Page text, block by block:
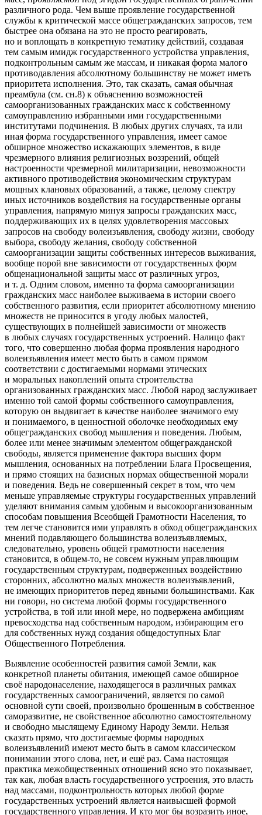
различного рода. Чем выше проявление государственной
службы к критической массе общегражданских запросов, тем
быстрее она обязана на это не просто реагировать,
но и воплощать в конкретную тематику действий, создавая
тем самым имидж государственного устройства управления,
подконтрольным самым же массам, и никакая форма малого
противодавления абсолютному большинству не может иметь
приоритета исполнения. Это, так сказать, самая обычная
преамбула (см. сн.8) к объяснению возможностей
самоорганизованных гражданских масс к собственному
самоуправлению избранными ими государственными
институтами подчинения. В любых других случаях, та или
иная форма государственного управления, имеет самое
обширное множество искажающих элементов, в виде
чрезмерного влияния религиозных воззрений, общей
настроенности чрезмерной милитаризации, невозможности
активного противодействия экономическим структурам
мощных клановых образований, а также, целому спектру
иных источников воздействия на государственные органы
управления, напрямую минуя запросы гражданских масс,
поддерживающих их в целях удовлетворения массовых
запросов на свободу волеизъявления, свободу жизни, свободу
выбора, свободу желания, свободу собственной
самоорганизации защиты собственных интересов выживания,
вообще порой вне зависимости от государственных форм
общенациональной защиты масс от различных угроз,
и т. д. Одним словом, именно та форма самоорганизации
гражданских масс наиболее выживаема в истории своего
собственного развития, если приоритет абсолютному мнению
множеств не приносится в угоду любых малостей,
существующих в полнейшей зависимости от множеств
в любых случаях государственных устроений. Налицо факт
того, что совершенно любая форма проявления народного
волеизъявления имеет место быть в самом прямом
соответствии с достигаемыми нормами этических
и моральных накоплений опыта строительства
организованных гражданских масс. Любой народ заслуживает
именно той самой формы собственного самоуправления,
которую он выдвигает в качестве наиболее значимого ему
и понимаемого, в ценностной оболочке необходимых ему
общегражданских свобод мышления и поведения. Любым,
более или менее значимым элементом общегражданской
свободы, является применение фактора высших форм
мышления, основанных на потреблении Блага Просвещения,
и прямо стоящих на базисных нормах общественной морали
и поведения. Ведь не совершенный секрет в том, что чем
меньше управляемые структуры государственных управлений
уделяют внимания самым удобным и высокоорганизованным
способам повышения Всеобщей Грамотности Населения, то
тем легче становится ими управлять в обход общегражданских
мнений подавляющего большинства волеизъявляемых,
следовательно, уровень общей грамотности населения
становится, в общем-то, не совсем нужным управляющим
государственным структурам, подверженных воздействию
сторонних, абсолютно малых множеств волеизъявлений,
не имеющих приоритетов перед явными большинствами. Как
ни говори, но система любой формы государственного
устройства, в той или иной мере, но подвержена амбициям
превосходства над собственным народом, избирающим его
для собственных нужд создания общедоступных Благ
Общественного Потребления.
Выявление особенностей развития самой Земли, как
конкретной планеты обитания, имеющей самое обширное
своё народонаселение, находящегося в различных рамках
государственных самоограничений, является по самой
основной сути своей, произвольно брошенным в собственное
саморазвитие, не свойственное абсолютно самостоятельному
и свободно мыслящему Единому Народу Земли. Нельзя
сказать прямо, что достигаемые формы народных
волеизъявлений имеют место быть в самом классическом
понимании этого слова, нет, и ещё раз. Сама настоящая
практика межобщественных отношений ясно это показывает,
так как, любая власть государственного устроения, это власть
над массами, подконтрольность которых любой форме
государственных устроений является наивысшей формой
государственного управления. И кто мог бы возразить иное,